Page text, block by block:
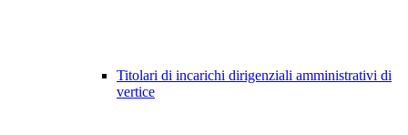
Titolari di incarichi dirigenziali amministrativi di
vertice